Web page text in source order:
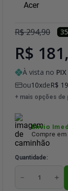
Acer
R$294,90 35
R$
À vista no PIX
ou10 deR$ 19
+ mais opções de
Envio
Compre
Quantidade
＋
－